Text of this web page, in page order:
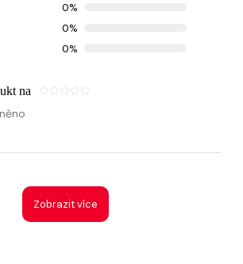
0%
0%
0%
na
Zobrazit více